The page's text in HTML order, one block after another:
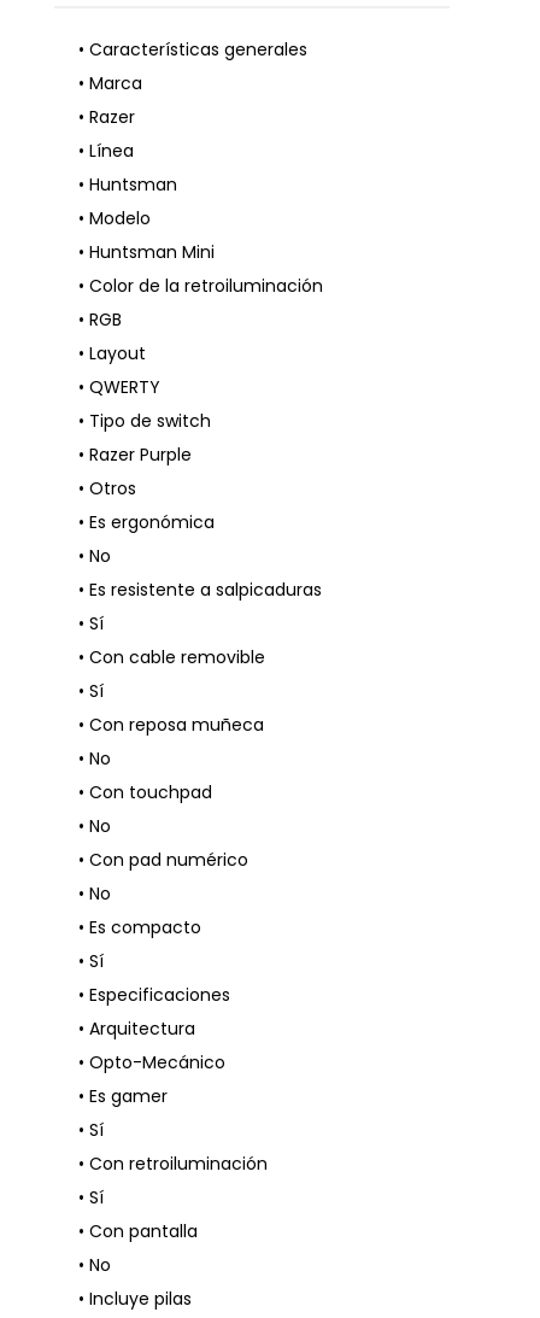
• Características generales
• Marca
• Razer
• Línea
• Huntsman
• Modelo
• Huntsman Mini
• Color de la retroiluminación
• RGB
• Layout
• QWERTY
• Tipo de switch
• Razer Purple
• Otros
• Es ergonómica
• No
• Es resistente a salpicaduras
• Sí
• Con cable removible
• Sí
• Con reposa muñeca
• No
• Con touchpad
• No
• Con pad numérico
• No
• Es compacto
• Sí
• Especificaciones
• Arquitectura
• Opto-Mecánico
• Es gamer
• Sí
• Con retroiluminación
• Sí
• Con pantalla
• No
• Incluye pilas